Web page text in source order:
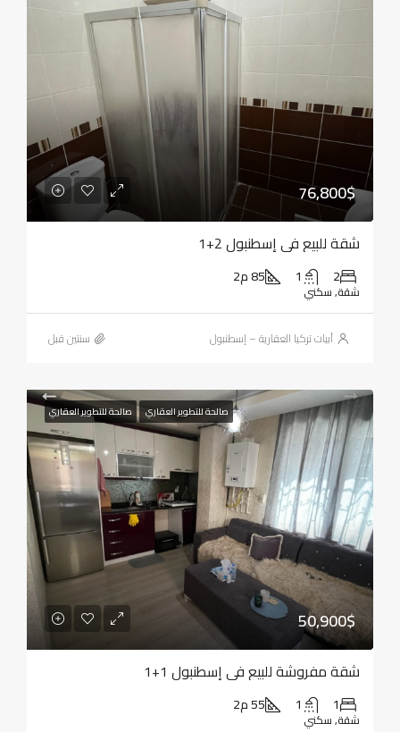
76,800$
شقة للبيع في إسطنبول 2+1
2
1 85 م2
شقة, سكني
أبيات تركيا العقارية – إسطنبول ‏سنتين قبل
صالحة للتطوير العقاري صالحة للتطوير العقاري
50,900$
شقة مفروشة للبيع في إسطنبول 1+1
1
1 55 م2
شقة, سكني